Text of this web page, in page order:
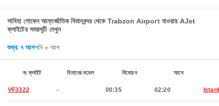
সাবিহা গোকেন আন্তর্জাতিক বিমানবন্দর থেকে Trabzon Airport যাওয়ার AJet
ফ্লাইটের সময়সূচী দেখুন
শুক্র ৭ আগশনি ৮ আগ
নং ফ্লাইট বিমানের মডেল বিমোচন আসে
VF3322 - 00:35 02:20